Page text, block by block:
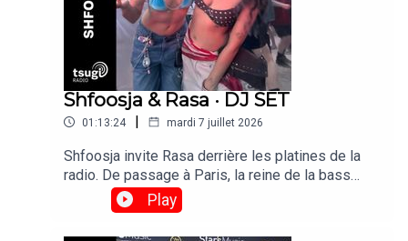
Shfoosja & Rasa · DJ SET
01:13:24 | mardi 7 juillet 2026
Shfoosja invite Rasa derrière les platines de la
radio. De passage à Paris, la reine de la bass
music de Bangalore, s'impose comme l'une des
DJ indiennes les plus en vue à l'international.
Play